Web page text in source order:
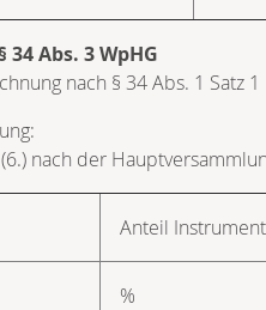
Abs. 3 WpHG
nach § 34 Abs. 1 Satz
nach der
Anteil
%